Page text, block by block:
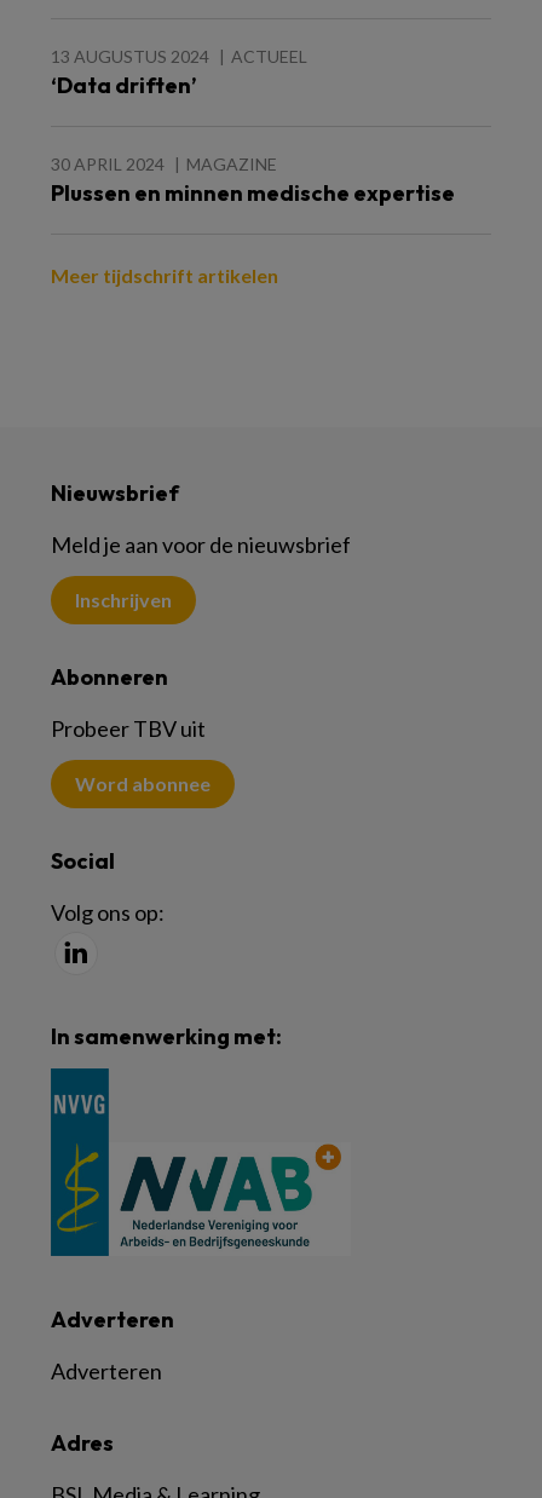
13 AUGUSTUS 2024 ACTUEEL
‘Data driften’
30 APRIL 2024 MAGAZINE
Plussen en minnen medische expertise
Meer tijdschrift artikelen
Nieuwsbrief
Meld je aan voor de nieuwsbrief
Inschrijven
Abonneren
Probeer TBV uit
Word abonnee
Social
Volg ons op:
Adres
Adverteren
Adverteren
In samenwerking met: